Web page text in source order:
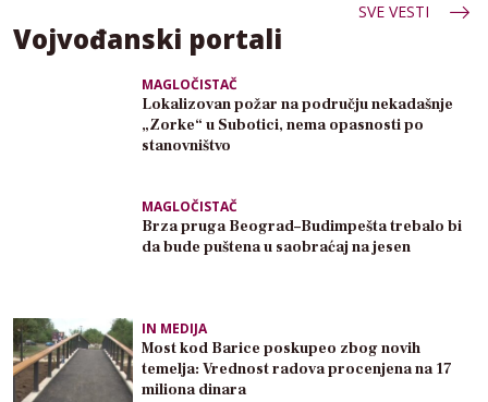
SVE VESTI
Vojvođanski portali
MAGLOČISTAČ
Lokalizovan požar na području nekadašnje
„Zorke“ u Subotici, nema opasnosti po
stanovništvo
MAGLOČISTAČ
Brza pruga Beograd–Budimpešta trebalo bi
da bude puštena u saobraćaj na jesen
IN MEDIJA
Most kod Barice poskupeo zbog novih
temelja: Vrednost radova procenjena na 17
miliona dinara